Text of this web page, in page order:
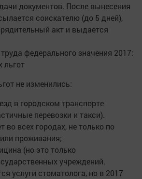
документов. После вынесения
соискателю (до 5 дней),
акт и выдается
федерального значения 2017:
льгот
не изменились:
в городском транспорте
перевозки и такси).
во всех городах, не только по
проживания;
(но это только
учреждений.
услуги стоматолога, но в 2017